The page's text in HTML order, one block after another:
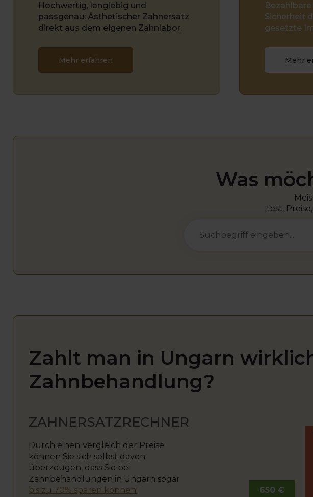
Hochwertig, langlebig und
passgenau: Ästhetischer Zahnersatz
direkt aus dem eigenen Zahnlabor.
Mehr erfahren
Sicherheit
gesetzte
Mehr
Was
test, Preise,
Zahlt man in Ungarn
Zahnbehandlung?
ZAHNERSATZRECHNER
Durch einen Vergleich der Preise
können Sie sich selbst davon
überzeugen, dass Sie bei
Zahnbehandlungen in Ungarn sogar
bis zu 70% sparen können!
650 €